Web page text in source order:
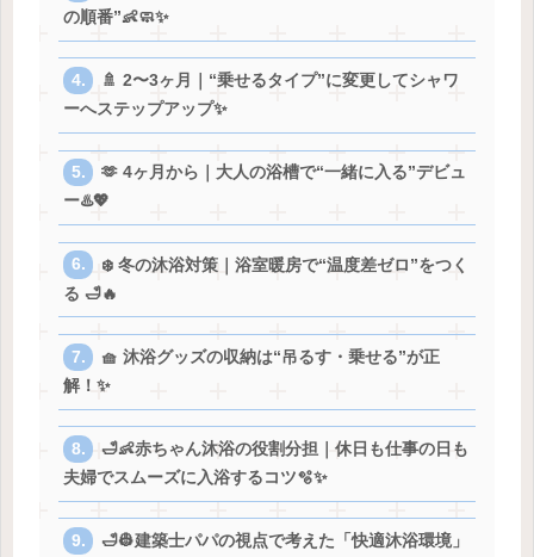
の順番”👶🧼✨
🚿 2〜3ヶ月｜“乗せるタイプ”に変更してシャワ
ーへステップアップ✨
🫶 4ヶ月から｜大人の浴槽で“一緒に入る”デビュ
ー♨️💖
❄️ 冬の沐浴対策｜浴室暖房で“温度差ゼロ”をつく
る 🛁🔥
🧺 沐浴グッズの収納は“吊るす・乗せる”が正
解！✨
🛁👶赤ちゃん沐浴の役割分担｜休日も仕事の日も
夫婦でスムーズに入浴するコツ🫧✨
🛁👷建築士パパの視点で考えた「快適沐浴環境」